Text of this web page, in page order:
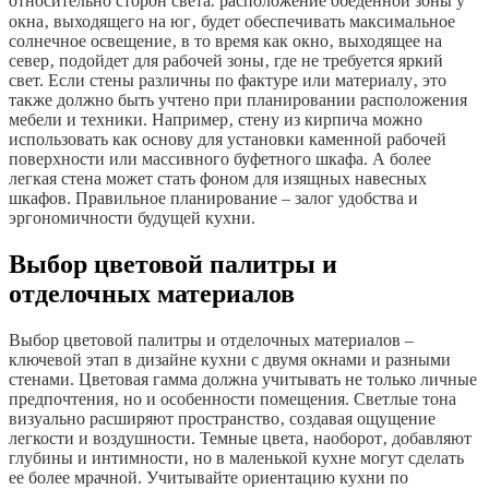
окна‚ выходящего на юг‚ будет обеспечивать максимальное
солнечное освещение‚ в то время как окно‚ выходящее на
север‚ подойдет для рабочей зоны‚ где не требуется яркий
свет. Если стены различны по фактуре или материалу‚ это
также должно быть учтено при планировании расположения
мебели и техники. Например‚ стену из кирпича можно
использовать как основу для установки каменной рабочей
поверхности или массивного буфетного шкафа. А более
легкая стена может стать фоном для изящных навесных
шкафов. Правильное планирование – залог удобства и
эргономичности будущей кухни.
Выбор цветовой палитры и
отделочных материалов
Выбор цветовой палитры и отделочных материалов –
ключевой этап в дизайне кухни с двумя окнами и разными
стенами. Цветовая гамма должна учитывать не только личные
предпочтения‚ но и особенности помещения. Светлые тона
визуально расширяют пространство‚ создавая ощущение
легкости и воздушности. Темные цвета‚ наоборот‚ добавляют
глубины и интимности‚ но в маленькой кухне могут сделать
ее более мрачной. Учитывайте ориентацию кухни по